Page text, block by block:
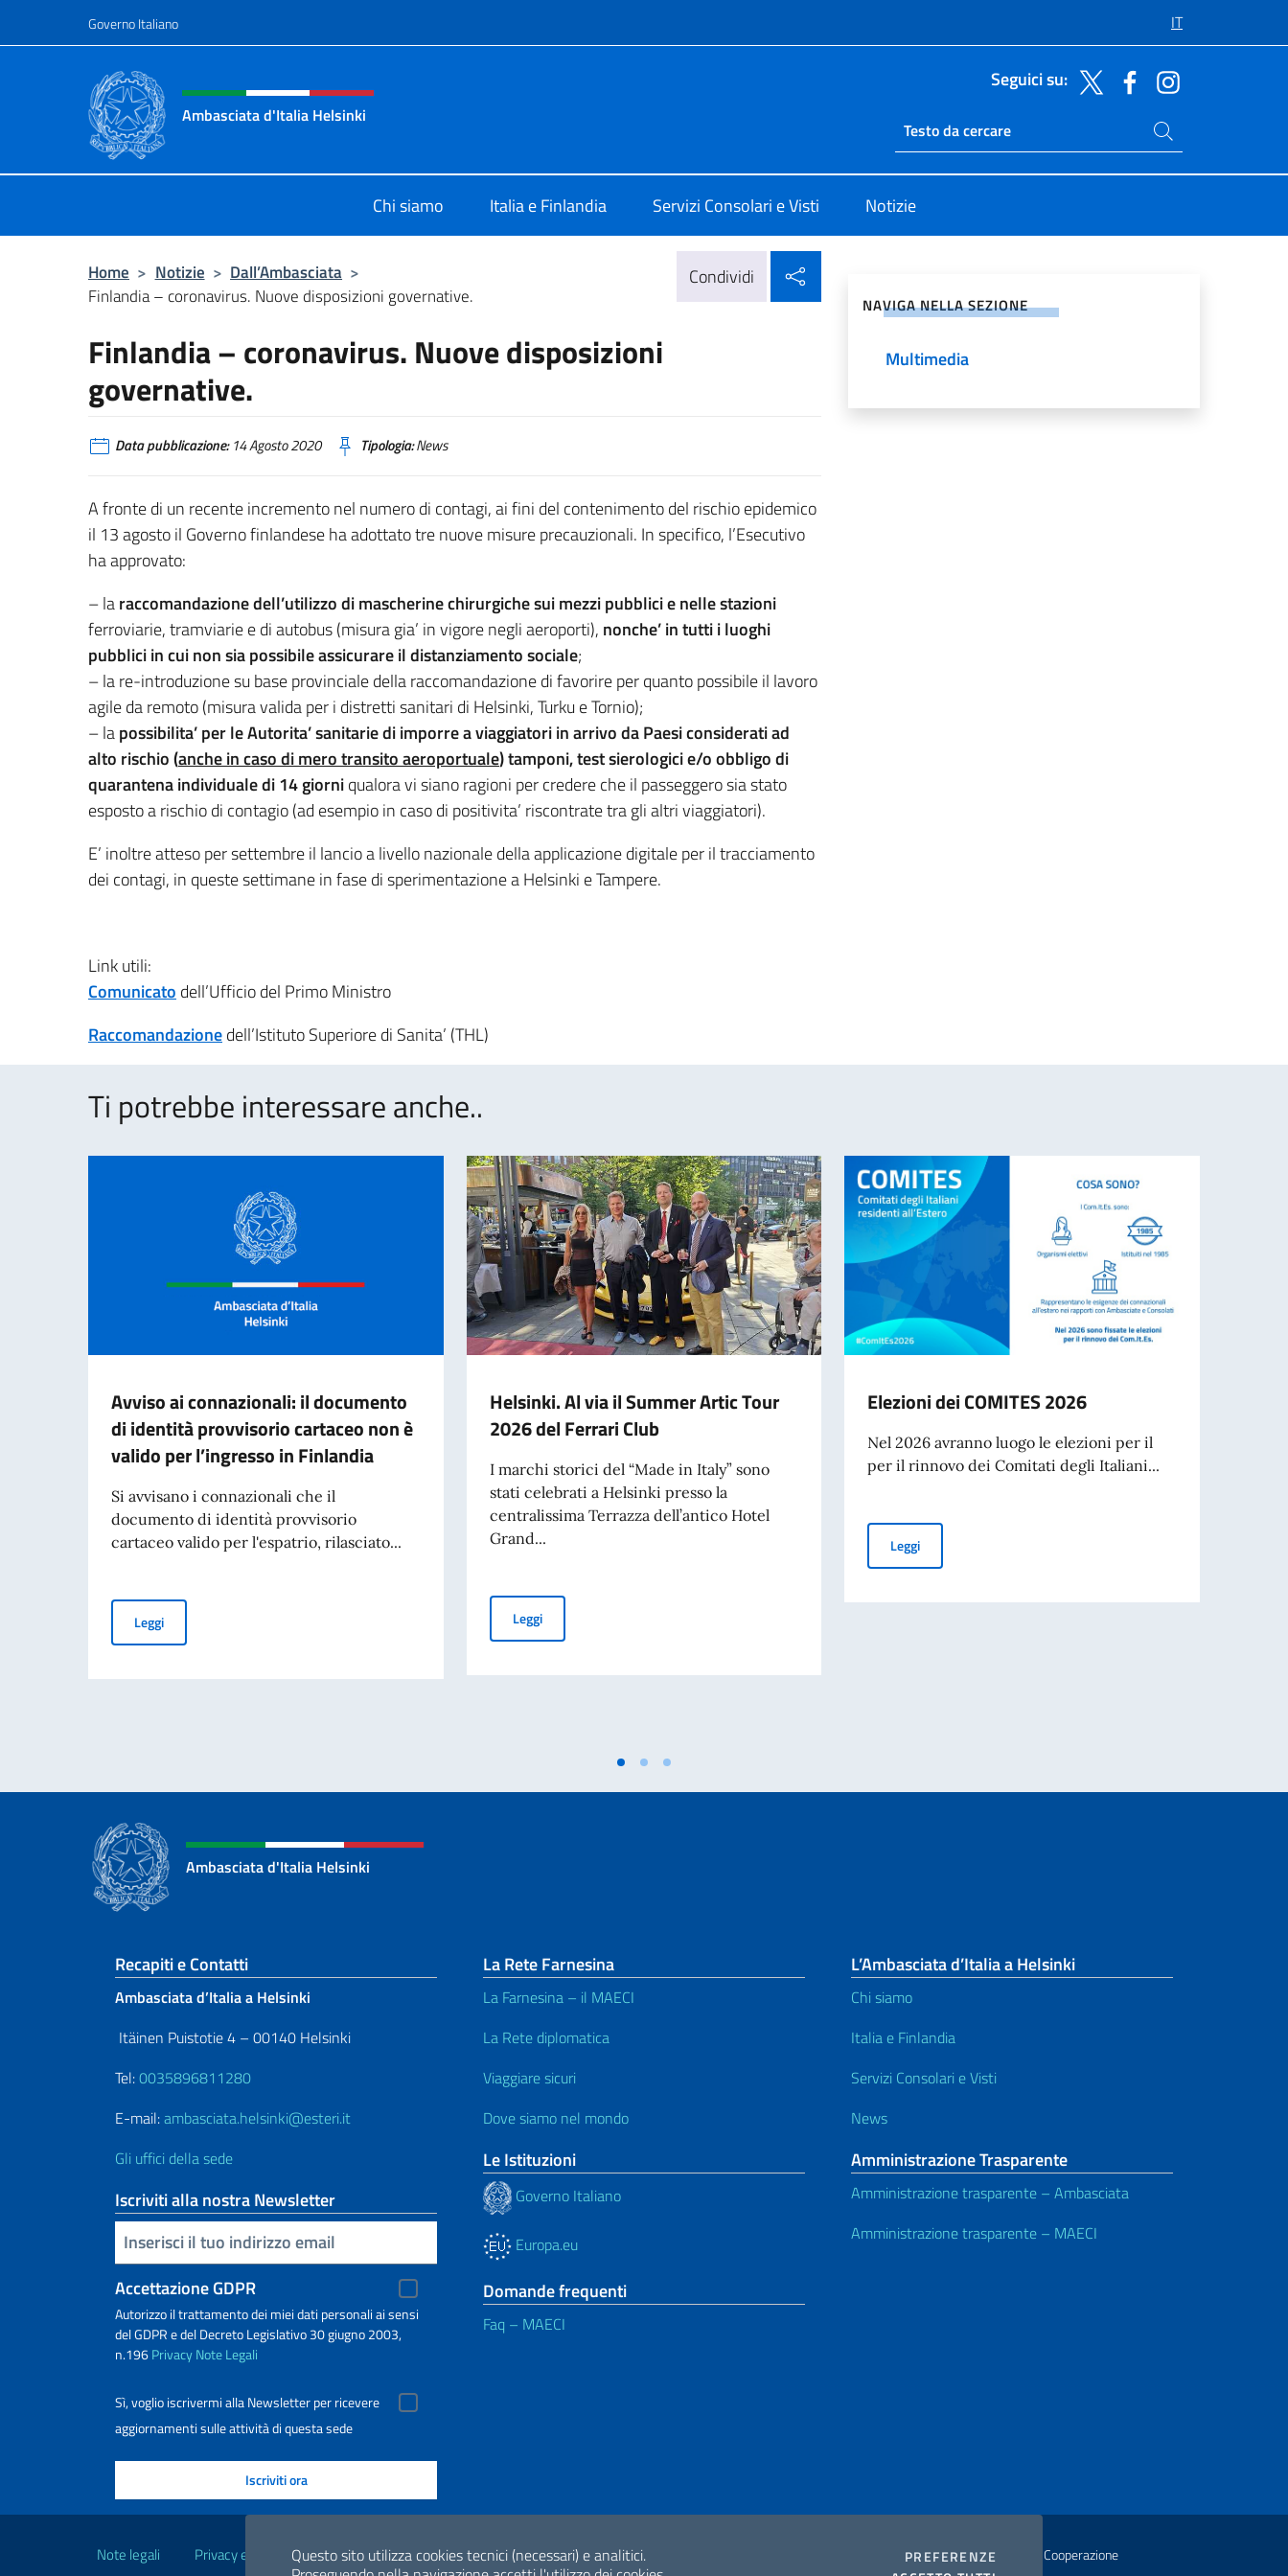
Questo sito utilizza cookies tecnici (necessari) e analitici.
PREFERENZE COOKIES
Governo Italiano IT
Intestazione sito, social e menù
Ambasciata d'Italia Helsinki
Seguici su:
Ricerca sito live
Cerca nel sito
Chi siamo Italia e Finlandia Servizi Consolari e Visti Notizie
Home > Notizie > Dall’Ambasciata >
Finlandia – coronavirus. Nuove disposizioni governative.
Condividi
Finlandia – coronavirus. Nuove disposizioni
governative.
Data pubblicazione:14 Agosto 2020 Tipologia:News
A fronte di un recente incremento nel numero di contagi, ai fini del contenimento del rischio epidemico
il 13 agosto il Governo finlandese ha adottato tre nuove misure precauzionali. In specifico, l’Esecutivo
ha approvato:
– laraccomandazione dell’utilizzo di mascherine chirurgiche sui mezzi pubblici e nelle stazioni
ferroviarie, tramviarie e di autobus (misura gia’ in vigore negli aeroporti), nonche’ in tutti i luoghi
pubblici in cui non sia possibile assicurare il distanziamento sociale;
– la re-introduzione su base provinciale della raccomandazione di favorire per quanto possibile il lavoro
agile da remoto (misura valida per i distretti sanitari di Helsinki, Turku e Tornio);
– lapossibilita’ per le Autorita’ sanitarie di imporre a viaggiatori in arrivoda Paesi considerati ad
alto rischio (anche in caso di mero transito aeroportuale) tamponi, test sierologici e/o obbligo di
quarantena individuale di 14 giorniqualora vi siano ragioni per credere che il passeggero sia stato
esposto a rischio di contagio (ad esempio in caso di positivita’ riscontrate tra gli altri viaggiatori).
E’ inoltre atteso per settembre il lancio a livello nazionale della applicazione digitale per il tracciamento
dei contagi, in queste settimane in fase di sperimentazione a Helsinki e Tampere.
Link utili:
Comunicato dell’Ufficio del Primo Ministro
Raccomandazionedell’Istituto Superiore di Sanita’ (THL)
NAVIGA NELLA SEZIONE
Multimedia
Ti potrebbe interessare anche..
Avviso ai connazionali: il documento
di identità provvisorio cartaceo non è
valido per l’ingresso in Finlandia
Si avvisano i connazionali che il
documento di identità provvisorio
cartaceo valido per l'espatrio, rilasciato...
LeggiAvviso ai connazionali: il documento di identità provvisorio cartaceo non è valido per l’ingresso in Finlandia
Helsinki. Al via il Summer Artic Tour
2026 del Ferrari Club
I marchi storici del “Made in Italy” sono
stati celebrati a Helsinki presso la
centralissima Terrazza dell’antico Hotel
Grand...
LeggiHelsinki. Al via il Summer Artic Tour 2026 del Ferrari Club
Elezioni dei COMITES 2026
Nel 2026 avranno luogo le elezioni per il
per il rinnovo dei Comitati degli Italiani...
LeggiElezioni dei COMITES 2026
Ambasciata d'Italia Helsinki
Sezione footer
Recapiti e Contatti
Ambasciata d’Italia a Helsinki
Itäinen Puistotie 4 – 00140 Helsinki
Tel:0035896811280
E-mail:ambasciata.helsinki@esteri.it
Gli uffici della sede
Iscriviti alla nostra Newsletter
Inserisci la tua email
Accettazione GDPR
Autorizzo il trattamento dei miei dati personali ai sensi
del GDPR e del Decreto Legislativo 30 giugno 2003,
n.196PrivacyNote Legali
Sì, voglio iscrivermi alla Newsletter per ricevere
aggiornamenti sulle attività di questa sede
La Rete Farnesina
La Farnesina – il MAECI
La Rete diplomatica
Viaggiare sicuri
Dove siamo nel mondo
Le Istituzioni
Governo Italiano
Europa.eu
Domande frequenti
Faq – MAECI
L’Ambasciata d’Italia a Helsinki
Chi siamo
Italia e Finlandia
Servizi Consolari e Visti
News
Amministrazione Trasparente
Amministrazione trasparente – Ambasciata
Amministrazione trasparente – MAECI
Note legali Privacy e cookie policy Dichiarazione di accessibilità
2026 Copyright Ministero degli Affari Esteri e della Cooperazione